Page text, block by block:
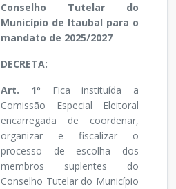
Conselho Tutelar do
Município de Itaubal para o
mandato de 2025/2027
DECRETA:
Art. 1º Fica instituída a
Comissão Especial Eleitoral
encarregada de coordenar,
organizar e fiscalizar o
processo de escolha dos
membros suplentes do
Conselho Tutelar do Município